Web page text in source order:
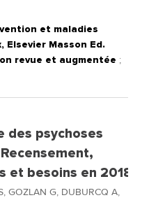
et maladies
Elsevier Masson Ed.
revue et augmentée ;
des psychoses
et besoins en 2018.
GOZLAN G, DUBURCQ A,